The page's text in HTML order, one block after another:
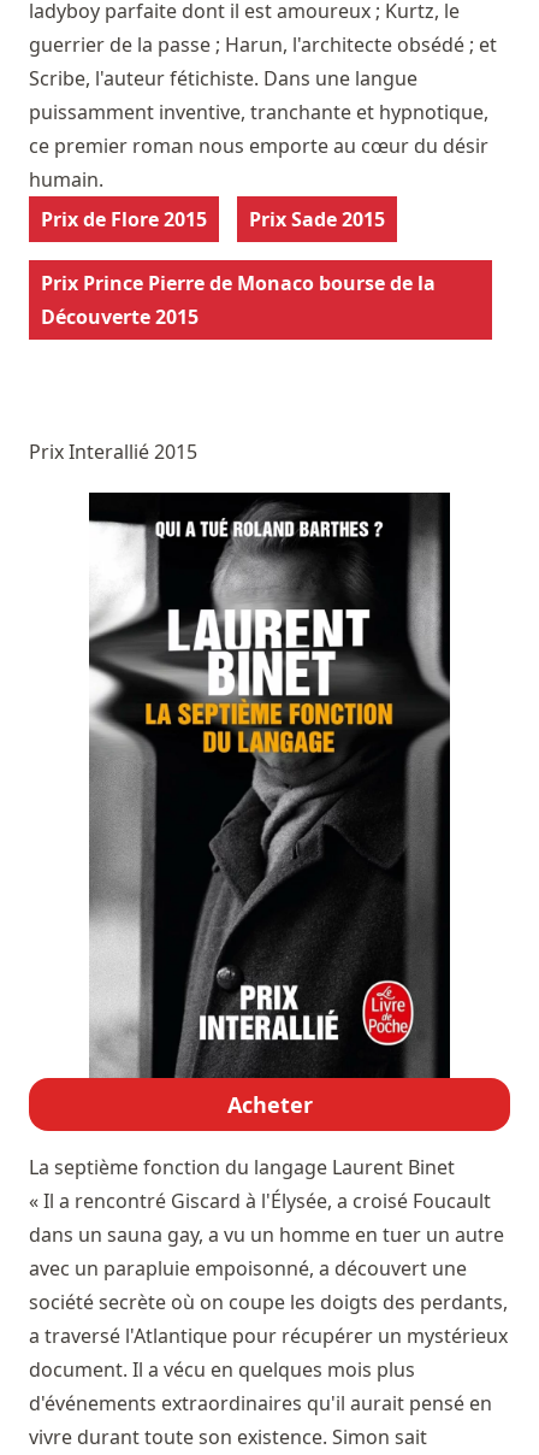
ladyboy parfaite dont il est amoureux ; Kurtz, le
guerrier de la passe ; Harun, l'architecte obsédé ; et
Scribe, l'auteur fétichiste. Dans une langue
puissamment inventive, tranchante et hypnotique,
ce premier roman nous emporte au cœur du désir
humain.
Prix de Flore 2015
Prix Sade 2015
Prix Prince Pierre de Monaco bourse de la
Découverte 2015
Prix Interallié 2015
Acheter
La septième fonction du langage Laurent Binet
« Il a rencontré Giscard à l'Élysée, a croisé Foucault
dans un sauna gay, a vu un homme en tuer un autre
avec un parapluie empoisonné, a découvert une
société secrète où on coupe les doigts des perdants,
a traversé l'Atlantique pour récupérer un mystérieux
document. Il a vécu en quelques mois plus
d'événements extraordinaires qu'il aurait pensé en
vivre durant toute son existence. Simon sait